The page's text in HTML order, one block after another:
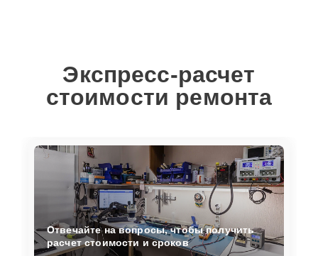
Экспресс-расчет
стоимости ремонта
Отвечайте на вопросы, чтобы получить
расчет стоимости и сроков